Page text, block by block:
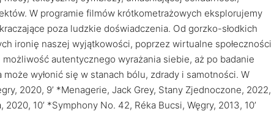
W programie filmów krótkometrażowych eksplorujemy
poza ludzkie doświadczenia. Od gorzko-słodkich
ironię naszej wyjątkowości, poprzez wirtualne społeczności
autentycznego wyrażania siebie, aż po badanie
wyłonić się w stanach bólu, zdrady i samotności. W
2020, 9’ *Menagerie, Jack Grey, Stany Zjednoczone, 2022,
10’ *Symphony No. 42, Réka Bucsi, Węgry, 2013, 10’